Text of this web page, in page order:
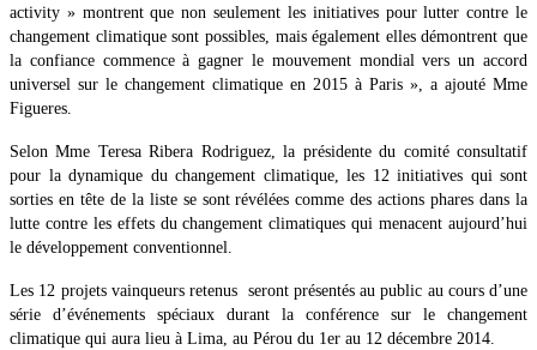
activity » montrent que non seulement les initiatives pour lutter contre le
changement climatique sont possibles, mais également elles démontrent que
la confiance commence à gagner le mouvement mondial vers un accord
universel sur le changement climatique en 2015 à Paris », a ajouté Mme
Figueres.
Selon Mme Teresa Ribera Rodriguez, la présidente du comité consultatif
pour la dynamique du changement climatique, les 12 initiatives qui sont
sorties en tête de la liste se sont révélées comme des actions phares dans la
lutte contre les effets du changement climatiques qui menacent aujourd’hui
le développement conventionnel.
Les 12 projets vainqueurs retenus seront présentés au public au cours d’une
série d’événements spéciaux durant la conférence sur le changement
climatique qui aura lieu à Lima, au Pérou du 1er au 12 décembre 2014.